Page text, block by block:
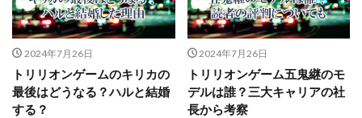
2024年7月26日
トリリオンゲームのキリカの
最後はどうなる？ハルと結婚
する？
2024年7月26日
トリリオンゲーム五鬼継のモ
デルは誰？三大キャリアの社
長から考察